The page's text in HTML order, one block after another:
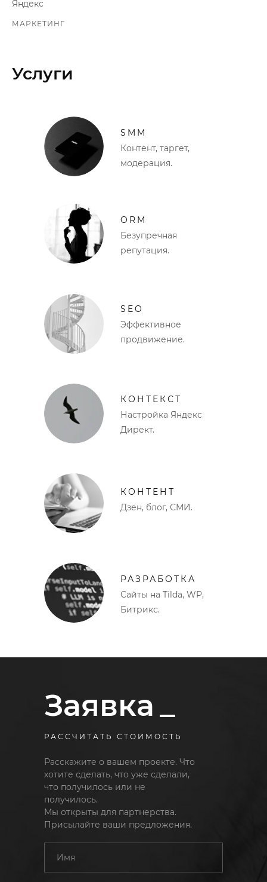
Яндекс
МАРКЕТИНГ
Услуги
Контент, таргет,
модерация.
Безупречная
репутация.
Эффективное
продвижение.
SMM
ORM
SEO
Настройка Яндекс
Директ.
Дзен, блог, СМИ.
Сайты на Tilda, WP,
Битрикс.
КОНТЕКСТ
РАЗРАБОТКА
КОНТЕНТ
Заявка
РАССЧИТАТЬ СТОИМОСТЬ
Расскажите о вашем проекте. Что
хотите сделать, что уже сделали,
что получилось или не
получилось.
Мы открыты для партнерства.
Присылайте ваши предложения.